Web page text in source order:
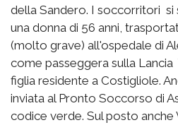
della Sandero. I soccorritori si
una donna di 56 anni,
(molto grave) all'ospedale di
come passeggera sulla
figlia residente a Costigliole.
inviata al Pronto Soccorso di
codice verde. Sul posto